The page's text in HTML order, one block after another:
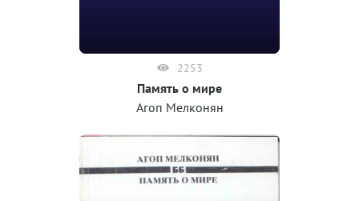
2253
Память о мире
Агоп Мелконян